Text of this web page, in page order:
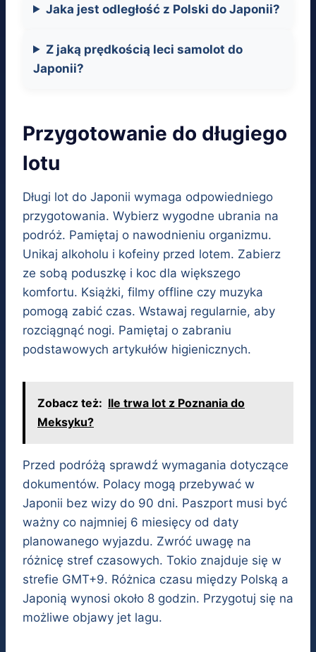
Jaka jest odległość z Polski do Japonii?
Z jaką prędkością leci samolot do
Japonii?
Przygotowanie do długiego
lotu
Długi lot do Japonii wymaga odpowiedniego
przygotowania. Wybierz wygodne ubrania na
podróż. Pamiętaj o nawodnieniu organizmu.
Unikaj alkoholu i kofeiny przed lotem. Zabierz
ze sobą poduszkę i koc dla większego
komfortu. Książki, filmy offline czy muzyka
pomogą zabić czas. Wstawaj regularnie, aby
rozciągnąć nogi. Pamiętaj o zabraniu
podstawowych artykułów higienicznych.
Zobacz też: Ile trwa lot z Poznania do
Meksyku?
Przed podróżą sprawdź wymagania dotyczące
dokumentów. Polacy mogą przebywać w
Japonii bez wizy do 90 dni. Paszport musi być
ważny co najmniej 6 miesięcy od daty
planowanego wyjazdu. Zwróć uwagę na
różnicę stref czasowych. Tokio znajduje się w
strefie GMT+9. Różnica czasu między Polską a
Japonią wynosi około 8 godzin. Przygotuj się na
możliwe objawy jet lagu.